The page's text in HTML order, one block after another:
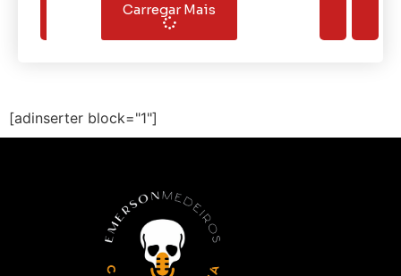
Carregar Mais
[adinserter block="1"]